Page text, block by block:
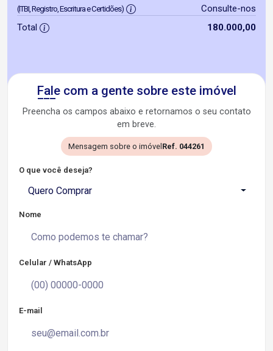
(ITBI, Registro, Escritura e Certidões)
Consulte-nos
Total
180.000,00
Fale com a gente sobre este imóvel
Preencha os campos abaixo e retornamos o seu contato
em breve.
Mensagem sobre o imóvelRef. 044261
O que você deseja?
Quero Comprar
Nome
Celular / WhatsApp
E-mail